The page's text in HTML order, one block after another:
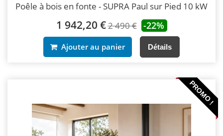
Poêle à bois en fonte - SUPRA Paul sur Pied 10 kW
1 942,20 €2 490 € -22%
Ajouter au panier Détails
PROMO !